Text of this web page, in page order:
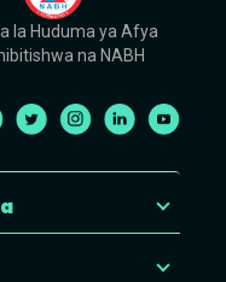
la Huduma ya Afya
na NABH